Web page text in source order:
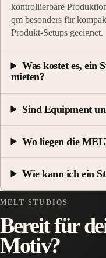
kontrollierbare
qm besonders für
Produkt-Setups geeignet.
Was kostet es, ein
mieten?
Sind Equipment
Wo liegen die
Wie kann ich ein
MELT STUDIOS
Bereit für
Motiv?